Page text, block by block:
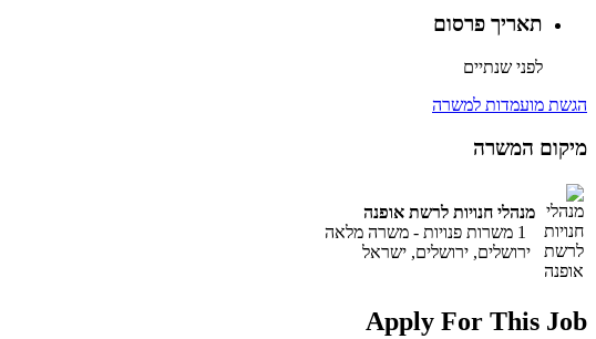
תאריך פרסום
לפני שנתיים
הגשת מועמדות למשרה
מיקום המשרה
מנהלי חנויות לרשת אופנה
1 משרות פנויות
- משרה מלאה
ירושלים, ירושלים, ישראל
Apply For This Job